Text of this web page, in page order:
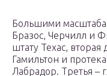
Большими
Бразос, Черчилл и
штату Техас, вторая
Гамильтон и
Лабрадор. Третья –